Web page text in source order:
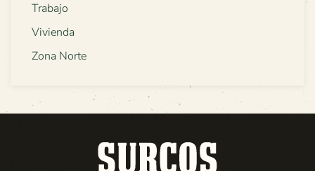
Trabajo
Vivienda
Zona Norte